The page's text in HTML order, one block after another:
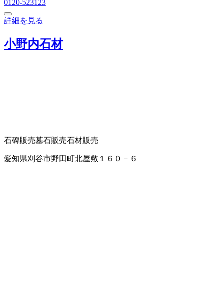
0120-523123
詳細を見る
小野内石材
石碑販売墓石販売石材販売
愛知県刈谷市野田町北屋敷１６０－６